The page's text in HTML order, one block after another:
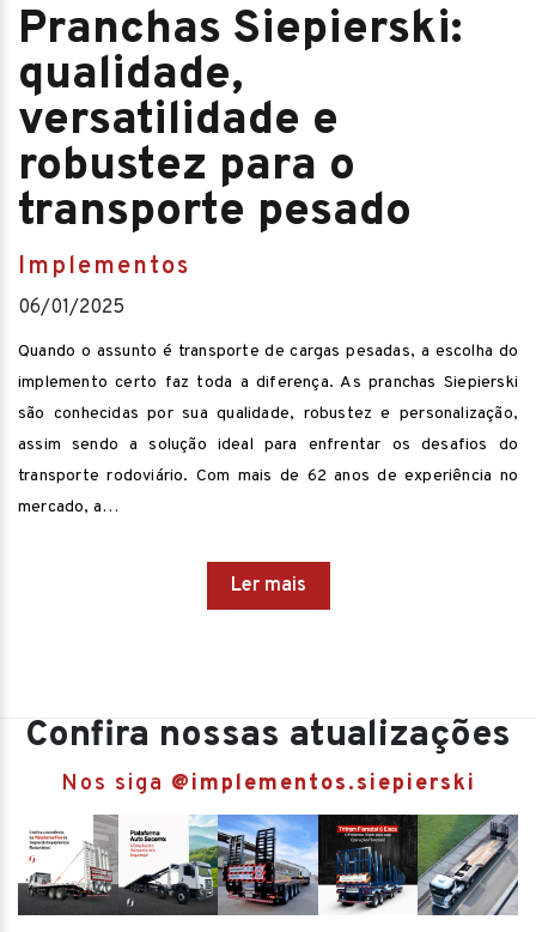
Pranchas Siepierski:
qualidade,
versatilidade e
robustez para o
transporte pesado
Implementos
06/01/2025
Quando o assunto é transporte de cargas pesadas, a escolha do
implemento certo faz toda a diferença. As pranchas Siepierski
são conhecidas por sua qualidade, robustez e personalização,
assim sendo a solução ideal para enfrentar os desafios do
transporte rodoviário. Com mais de 62 anos de experiência no
mercado, a…
Ler mais
Confira nossas atualizações
Nos siga @implementos.siepierski